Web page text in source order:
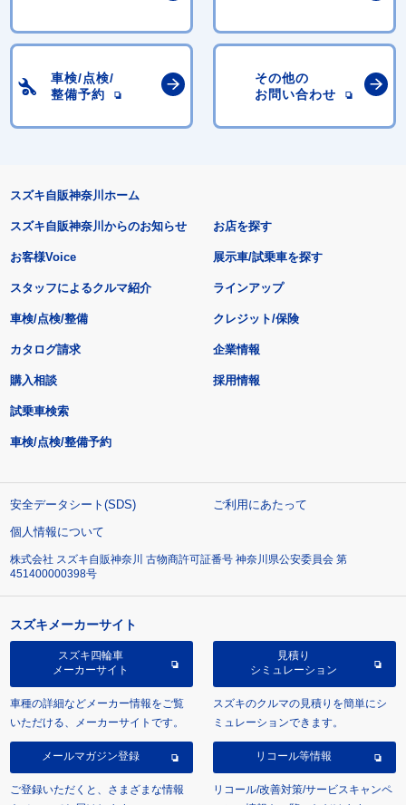
車検/点検/
整備予約
その他の
お問い合わせ
スズキ自販神奈川ホーム
スズキ自販神奈川からのお知らせ
お客様Voice
スタッフによるクルマ紹介
お店を探す
展示車/試乗車を探す
ラインアップ
車検/点検/整備 クレジット/保険
カタログ請求
購入相談
試乗車検索
車検/点検/整備予約
企業情報
採用情報
安全データシート(SDS)
ご利用にあたって
個人情報について
株式会社 スズキ自販神奈川 古物商許可証番号 神奈川県公安委員会 第
451400000398号
スズキメーカーサイト
スズキ四輪車
メーカーサイト
車種の詳細などメーカー情報をご覧
いただける、メーカーサイトです。
見積り
シミュレーション
スズキのクルマの見積りを簡単にシ
ミュレーションできます。
メールマガジン登録
ご登録いただくと、さまざまな情報
リコール等情報
リコール/改善対策/サービスキャンペ